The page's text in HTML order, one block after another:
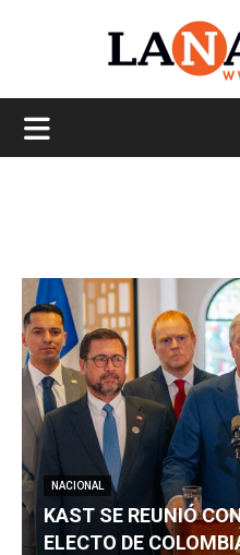
NACIONAL
KAST SE REUNIÓ
ELECTO DE